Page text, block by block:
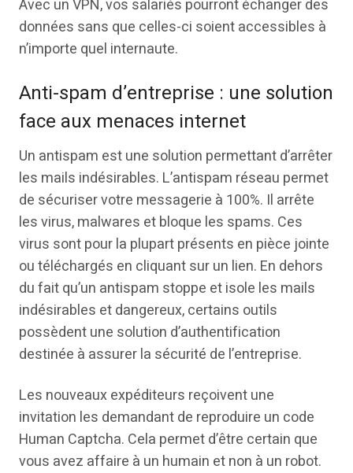
Avec un VPN, vos salariés pourront échanger des
données sans que celles-ci soient accessibles à
n’importe quel internaute.
Anti-spam d’entreprise : une solution
face aux menaces internet
Un antispam est une solution permettant d’arrêter
les mails indésirables. L’antispam réseau permet
de sécuriser votre messagerie à 100%. Il arrête
les virus, malwares et bloque les spams. Ces
virus sont pour la plupart présents en pièce jointe
ou téléchargés en cliquant sur un lien. En dehors
du fait qu’un antispam stoppe et isole les mails
indésirables et dangereux, certains outils
possèdent une solution d’authentification
destinée à assurer la sécurité de l’entreprise.
Les nouveaux expéditeurs reçoivent une
invitation les demandant de reproduire un code
Human Captcha. Cela permet d’être certain que
vous avez affaire à un humain et non à un robot.